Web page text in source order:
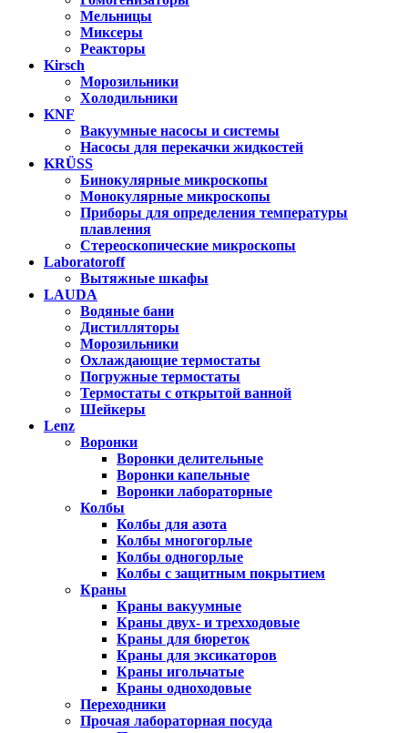
Мельницы
Миксеры
Реакторы
Kirsch
Морозильники
Холодильники
KNF
Вакуумные насосы и системы
Насосы для перекачки жидкостей
KRÜSS
Бинокулярные микроскопы
Монокулярные микроскопы
Приборы для определения температуры
плавления
Стереоскопические микроскопы
Laboratoroff
Вытяжные шкафы
LAUDA
Водяные бани
Дистилляторы
Морозильники
Охлаждающие термостаты
Погружные термостаты
Термостаты с открытой ванной
Шейкеры
Lenz
Воронки
Воронки делительные
Воронки капельные
Воронки лабораторные
Колбы
Колбы для азота
Колбы многогорлые
Колбы одногорлые
Колбы с защитным покрытием
Краны
Краны вакуумные
Краны двух- и трехходовые
Краны для бюреток
Краны для эксикаторов
Краны игольчатые
Краны одноходовые
Переходники
Прочая лабораторная посуда